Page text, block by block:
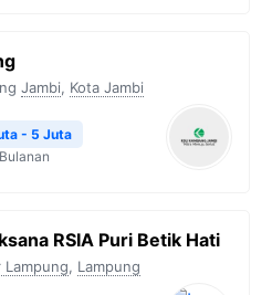
Jambi, Kota Jambi
- 5 Juta
Bulanan
RSIA Puri Betik Hati
Lampung, Lampung